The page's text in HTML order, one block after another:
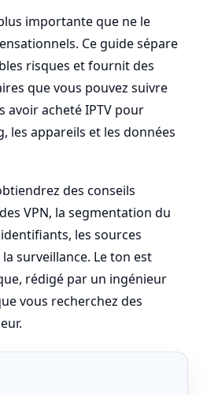
importante que ne le
Ce guide sépare
risques et fournit des
que vous pouvez suivre
avoir acheté IPTV pour
les appareils et les données
des conseils
VPN, la segmentation du
les sources
surveillance. Le ton est
rédigé par un ingénieur
vous recherchez des